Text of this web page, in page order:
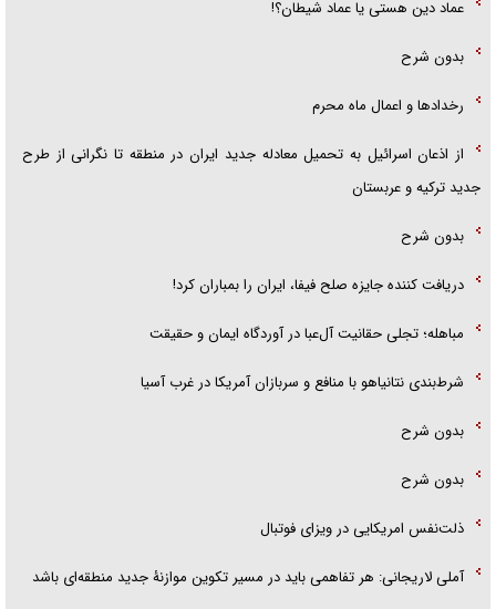
عماد دین هستی یا عماد شیطان؟!
بدون شرح
رخداد‌ها و اعمال ماه محرم
از اذعان اسرائیل به تحمیل معادله جدید ایران در منطقه تا نگرانی از طرح
جدید ترکیه و عربستان
بدون شرح
دریافت کننده جایزه صلح فیفا، ایران را بمباران کرد!
مباهله؛ تجلی حقانیت آل‌عبا در آوردگاه ایمان و حقیقت
شرط‌بندی نتانیاهو با منافع و سربازان آمریکا در غرب آسیا
بدون شرح
بدون شرح
ذلت‌نفس امریکایی در ویزای فوتبال
آملی لاریجانی: هر تفاهمی باید در مسیر تکوین موازنۀ جدید منطقه‌ای باشد